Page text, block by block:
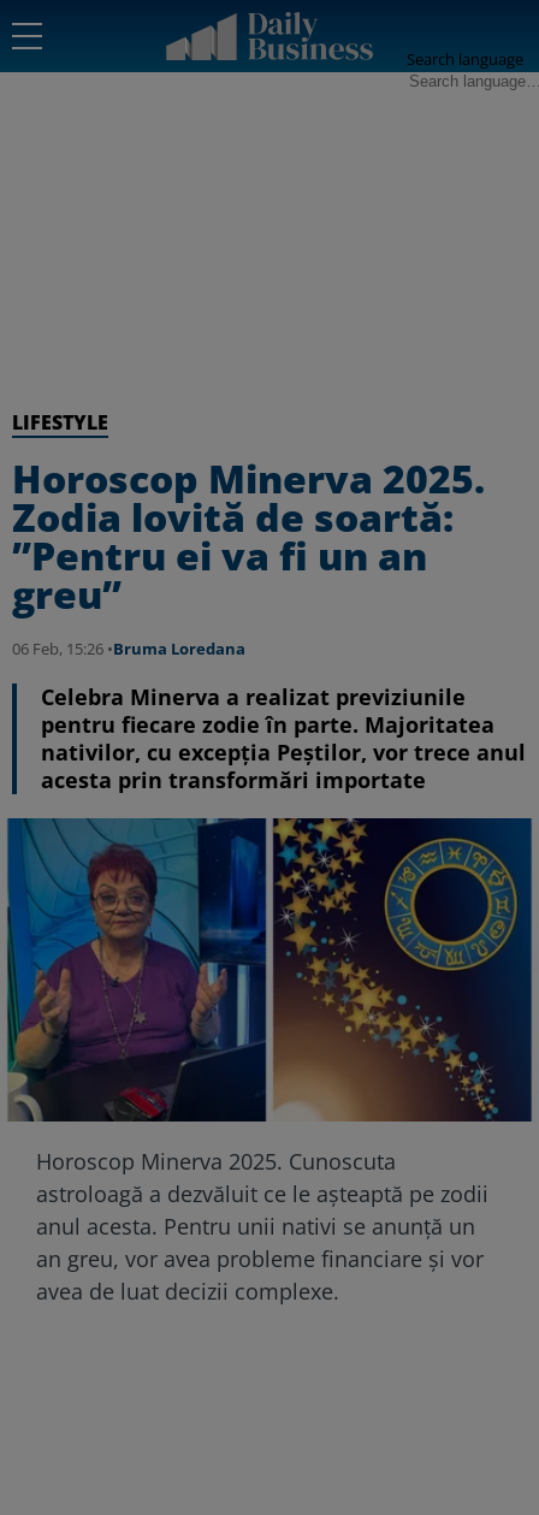
Search language
LIFESTYLE
Horoscop Minerva 2025.
Zodia lovită de soartă:
”Pentru ei va fi un an
greu”
06 Feb, 15:26 •Bruma Loredana
Celebra Minerva a realizat previziunile
pentru fiecare zodie în parte. Majoritatea
nativilor, cu excepția Peștilor, vor trece anul
acesta prin transformări importate
Horoscop Minerva 2025. Cunoscuta
astroloagă a dezvăluit ce le așteaptă pe zodii
anul acesta. Pentru unii nativi se anunță un
an greu, vor avea probleme financiare și vor
avea de luat decizii complexe.